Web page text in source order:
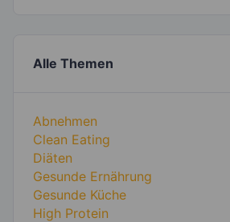
Alle Themen
Abnehmen
Clean Eating
Diäten
Gesunde Ernährung
Gesunde Küche
High Protein